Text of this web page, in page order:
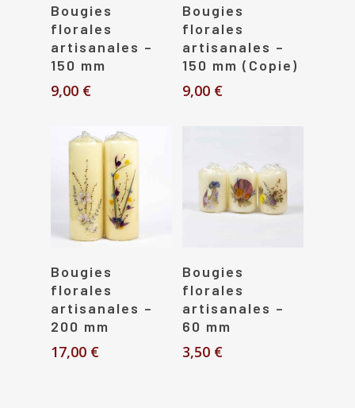
Bougies
florales
artisanales –
150 mm
9,00 €
Bougies
florales
artisanales –
150 mm (Copie)
9,00 €
Bougies
florales
artisanales –
200 mm
17,00 €
Bougies
florales
artisanales –
60 mm
3,50 €